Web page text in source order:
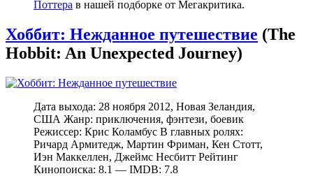
Поттера в нашей подборке от Мегакритика.
Хоббит: Нежданное путешествие (The
Hobbit: An Unexpected Journey)
Дата выхода: 28 ноября 2012, Новая Зеландия,
США Жанр: приключения, фэнтези, боевик
Режиссер: Крис Коламбус В главных ролях:
Ричард Армитедж, Мартин Фриман, Кен Стотт,
Иэн Маккеллен, Джеймс Несбитт Рейтинг
Кинопоиска: 8.1 — IMDB: 7.8